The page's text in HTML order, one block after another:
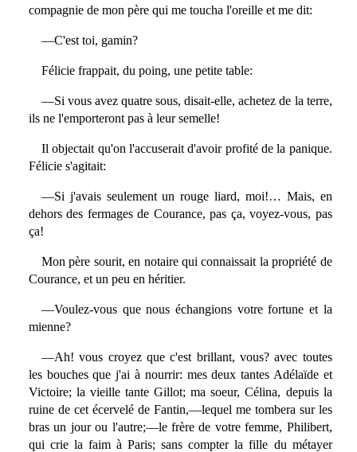
compagnie de mon père qui me toucha l'oreille et me dit:
—C'est toi, gamin?
Félicie frappait, du poing, une petite table:
—Si vous avez quatre sous, disait-elle, achetez de la terre,
ils ne l'emporteront pas à leur semelle!
Il objectait qu'on l'accuserait d'avoir profité de la panique.
Félicie s'agitait:
—Si j'avais seulement un rouge liard, moi!… Mais, en
dehors des fermages de Courance, pas ça, voyez-vous, pas
ça!
Mon père sourit, en notaire qui connaissait la propriété de
Courance, et un peu en héritier.
—Voulez-vous que nous échangions votre fortune et la
mienne?
—Ah! vous croyez que c'est brillant, vous? avec toutes
les bouches que j'ai à nourrir: mes deux tantes Adélaïde et
Victoire; la vieille tante Gillot; ma soeur, Célina, depuis la
ruine de cet écervelé de Fantin,—lequel me tombera sur les
bras un jour ou l'autre;—le frère de votre femme, Philibert,
qui crie la faim à Paris; sans compter la fille du métayer